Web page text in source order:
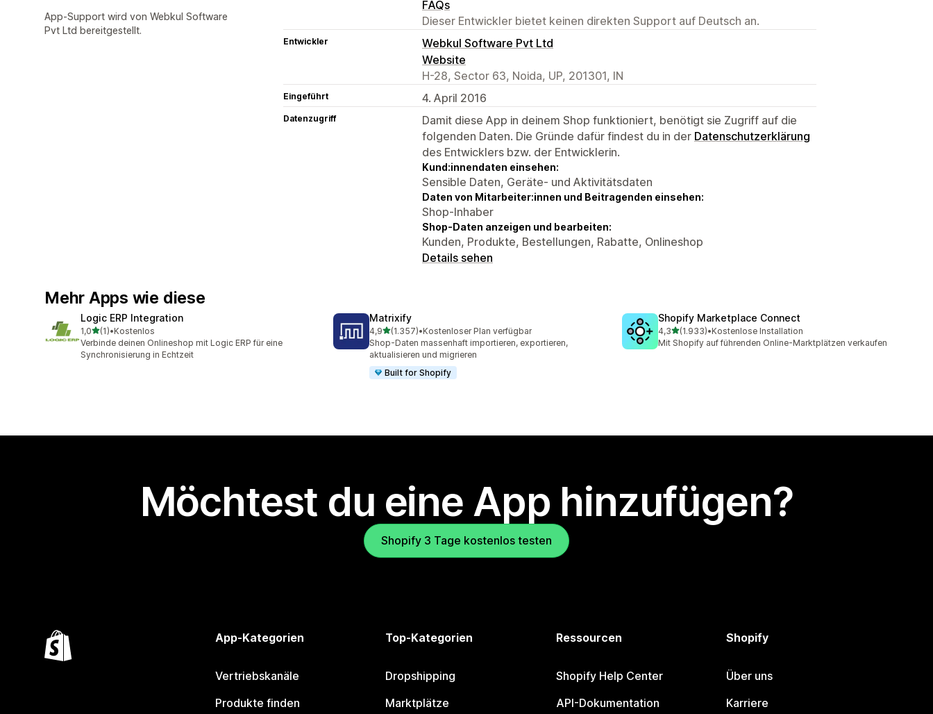
App-Support wird von Webkul Software
Pvt Ltd bereitgestellt.
FAQs
Dieser Entwickler bietet keinen direkten Support auf Deutsch an.
Entwickler
Webkul Software Pvt Ltd
Website
H-28, Sector 63, Noida, UP, 201301, IN
Eingeführt 4. April 2016
Datenzugriff
Damit diese App in deinem Shop funktioniert, benötigt sie Zugriff auf die
folgenden Daten. Die Gründe dafür findest du in der Datenschutzerklärung
des Entwicklers bzw. der Entwicklerin.
Kund:innendaten einsehen:
Sensible Daten, Geräte- und Aktivitätsdaten
Daten von Mitarbeiter:innen und Beitragenden einsehen:
Shop-Inhaber
Shop-Daten anzeigen und bearbeiten:
Kunden, Produkte, Bestellungen, Rabatte, Onlineshop
Details sehen
Mehr Apps wie diese
Logic ERP Integration
1,0von 5 Sternen
(1)
1 Rezensionen insgesamt
•Kostenlos
Verbinde deinen Onlineshop mit Logic ERP für eine
Synchronisierung in Echtzeit
Matrixify
4,9von 5 Sternen
(1.357)
1357 Rezensionen insgesamt
•Kostenloser Plan verfügbar
Shop-Daten massenhaft importieren, exportieren,
aktualisieren und migrieren
Built for Shopify
Shopify Marketplace Connect
4,3von 5 Sternen
(1.933)
1933 Rezensionen insgesamt
•Kostenlose Installation
Mit Shopify auf führenden Online-Marktplätzen verkaufen
Möchtest du eine App hinzufügen?
Shopify 3 Tage kostenlos testen
App-Kategorien
Vertriebskanäle
Produkte finden
Top-Kategorien
Dropshipping
Marktplätze
Ressourcen
Shopify Help Center
API-Dokumentation
Shopify
Über uns
Karriere